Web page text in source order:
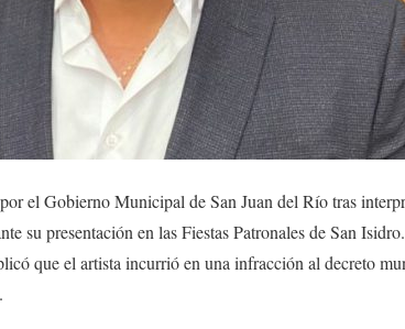
el Gobierno Municipal de San Juan del Río tras
su presentación en las Fiestas Patronales de San
que el artista incurrió en una infracción al decreto